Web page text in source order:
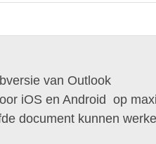
van Outlook
iOS en Android op
document kunnen